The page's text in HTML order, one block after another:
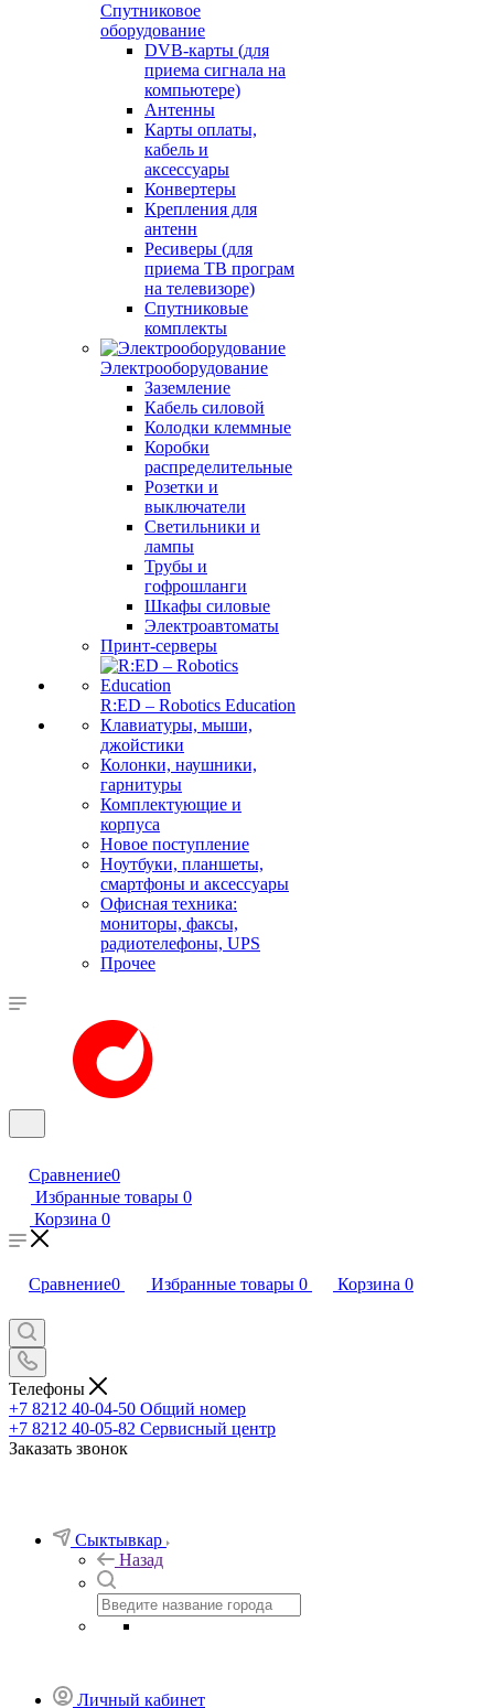
Спутниковое
оборудование
DVB-карты (для
приема сигнала на
компьютере)
Антенны
Карты оплаты,
кабель и
аксессуары
Конвертеры
Крепления для
антенн
Ресиверы (для
приема ТВ програм
на телевизоре)
Спутниковые
комплекты
Электрооборудование
Заземление
Кабель силовой
Колодки клеммные
Коробки
распределительные
Розетки и
выключатели
Светильники и
лампы
Трубы и
гофрошланги
Шкафы силовые
Электроавтоматы
Принт-серверы
R:ED – Robotics Education
Клавиатуры, мыши,
джойстики
Колонки, наушники,
гарнитуры
Комплектующие и
корпуса
Новое поступление
Ноутбуки, планшеты,
смартфоны и аксессуары
Офисная техника:
мониторы, факсы,
радиотелефоны, UPS
Прочее
Сравнение0
Избранные товары 0
Корзина 0
Сравнение0 Избранные товары 0 Корзина 0
Телефоны
+7 8212 40-04-50 Общий номер
+7 8212 40-05-82 Сервисный центр
Заказать звонок
Сыктывкар
Назад
Личный кабинет